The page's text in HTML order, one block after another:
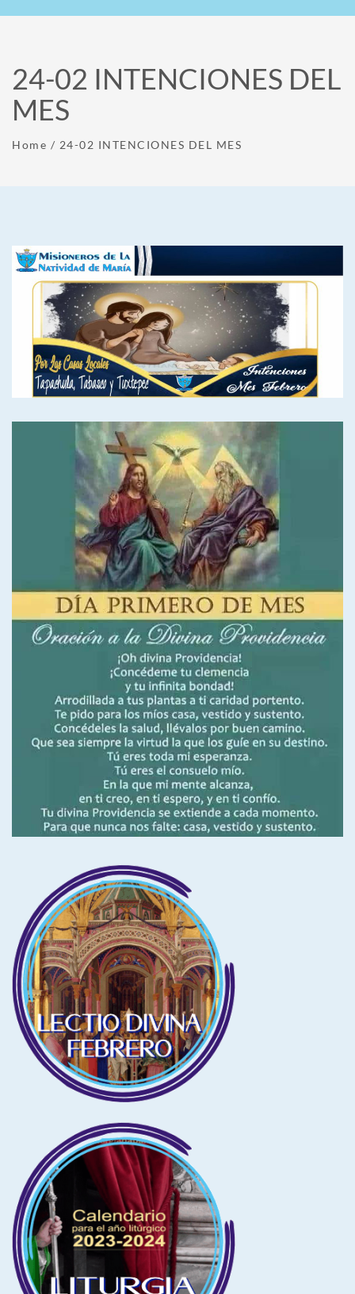
24-02 INTENCIONES DEL
MES
Home / 24-02 INTENCIONES DEL MES